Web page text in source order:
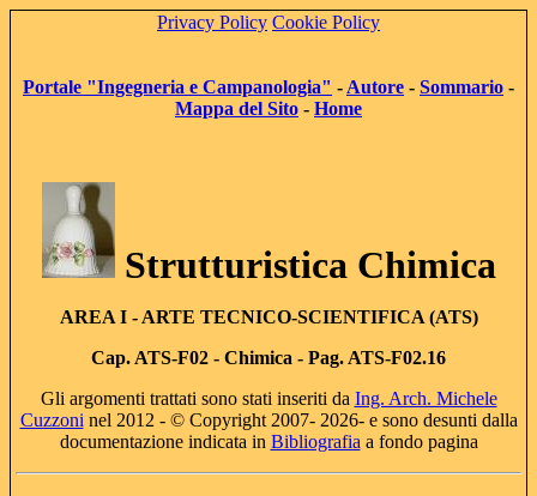
Privacy Policy Cookie Policy
Portale "Ingegneria e Campanologia" - Autore - Sommario -
Mappa del Sito - Home
Strutturistica Chimica
AREA I- ARTE TECNICO-SCIENTIFICA (ATS)
Cap. ATS-F02 - Chimica - Pag. ATS-F02.16
Gli argomenti trattati sono stati inseriti da Ing. Arch. Michele
Cuzzoni nel 2012 - © Copyright 2007- 2026- e sono desunti dalla
documentazione indicata in Bibliografia a fondo pagina